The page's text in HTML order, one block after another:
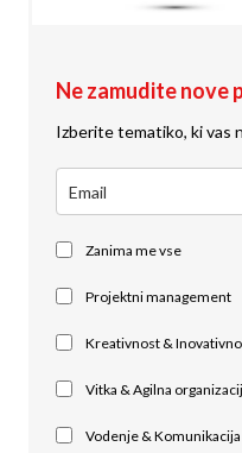
Ne zamudite nove
Izberite tematiko, ki vas
Zanima me vse
Projektni management
Kreativnost &
Vitka & Agilna
Vodenje & Komunikacija